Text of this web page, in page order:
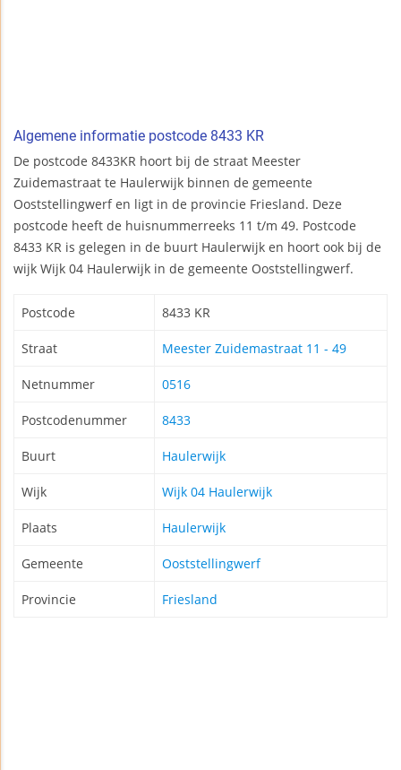
Algemene informatie postcode 8433 KR
De postcode 8433KR hoort bij de straat Meester
Zuidemastraat te Haulerwijk binnen de gemeente
Ooststellingwerf en ligt in de provincie Friesland. Deze
postcode heeft de huisnummerreeks 11 t/m 49. Postcode
8433 KR is gelegen in de buurt Haulerwijk en hoort ook bij de
wijk Wijk 04 Haulerwijk in de gemeente Ooststellingwerf.
Postcode 8433 KR
Straat Meester Zuidemastraat 11 - 49
Netnummer 0516
Postcodenummer 8433
Buurt Haulerwijk
Wijk Wijk 04 Haulerwijk
Plaats Haulerwijk
Gemeente Ooststellingwerf
Provincie Friesland